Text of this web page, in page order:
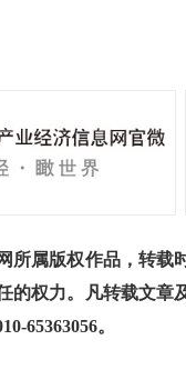
属版权作品，转载
的权力。凡转载文
65363056。